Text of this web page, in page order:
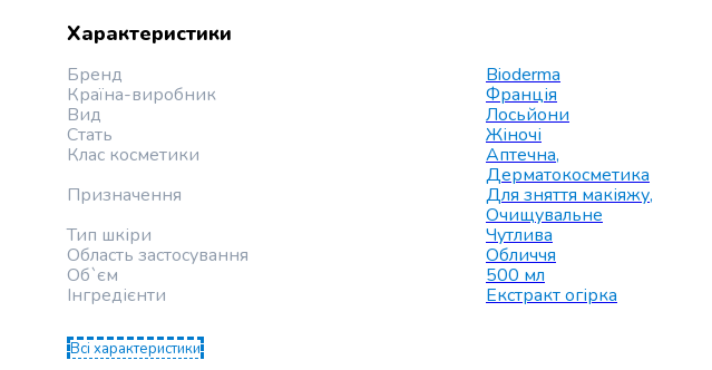
випічки
перець
сіль
Продукти
для
суші
ролів
та
Характеристики
Бренд
Bioderma
Країна-виробник
Франція
Вид
Лосьйони
Стать
Жіночі
Клас косметики
Аптечна,
Дерматокосметика
Призначення
Для зняття макіяжу,
Очищувальне
Тип шкіри
Чутлива
Область застосування
Обличчя
Об`єм
500 мл
Інгредієнти
Екстракт огірка
Всі характеристики